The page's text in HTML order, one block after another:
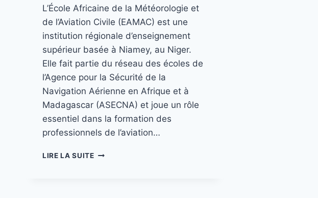
L’École Africaine de la Météorologie et
de l’Aviation Civile (EAMAC) est une
institution régionale d’enseignement
supérieur basée à Niamey, au Niger.
Elle fait partie du réseau des écoles de
l’Agence pour la Sécurité de la
Navigation Aérienne en Afrique et à
Madagascar (ASECNA) et joue un rôle
essentiel dans la formation des
professionnels de l’aviation…
LIRE LA SUITE